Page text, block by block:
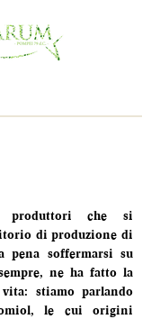
che si
di produzione di
pena soffermarsi su
ne ha fatto la
stiamo parlando
le cui origini